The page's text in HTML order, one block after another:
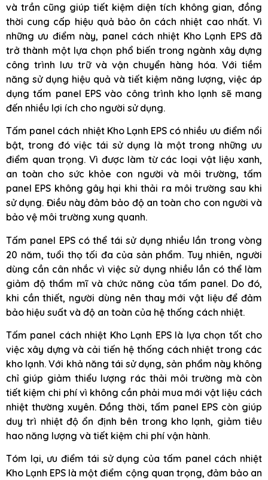
và trần cũng giúp tiết kiệm diện tích không gian, đồng
thời cung cấp hiệu quả bảo ôn cách nhiệt cao nhất. Vì
những ưu điểm này, panel cách nhiệt Kho Lạnh EPS đã
trở thành một lựa chọn phổ biến trong ngành xây dựng
công trình lưu trữ và vận chuyển hàng hóa. Với tiềm
năng sử dụng hiệu quả và tiết kiệm năng lượng, việc áp
dụng tấm panel EPS vào công trình kho lạnh sẽ mang
đến nhiều lợi ích cho người sử dụng.
Tấm panel cách nhiệt Kho Lạnh EPS có nhiều ưu điểm nổi
bật, trong đó việc tái sử dụng là một trong những ưu
điểm quan trọng. Vì được làm từ các loại vật liệu xanh,
an toàn cho sức khỏe con người và môi trường, tấm
panel EPS không gây hại khi thải ra môi trường sau khi
sử dụng. Điều này đảm bảo độ an toàn cho con người và
bảo vệ môi trường xung quanh.
Tấm panel EPS có thể tái sử dụng nhiều lần trong vòng
20 năm, tuổi thọ tối đa của sản phẩm. Tuy nhiên, người
dùng cần cân nhắc vì việc sử dụng nhiều lần có thể làm
giảm độ thẩm mĩ và chức năng của tấm panel. Do đó,
khi cần thiết, người dùng nên thay mới vật liệu để đảm
bảo hiệu suất và độ an toàn của hệ thống cách nhiệt.
Tấm panel cách nhiệt Kho Lạnh EPS là lựa chọn tốt cho
việc xây dựng và cải tiến hệ thống cách nhiệt trong các
kho lạnh. Với khả năng tái sử dụng, sản phẩm này không
chỉ giúp giảm thiểu lượng rác thải môi trường mà còn
tiết kiệm chi phí vì không cần phải mua mới vật liệu cách
nhiệt thường xuyên. Đồng thời, tấm panel EPS còn giúp
duy trì nhiệt độ ổn định bên trong kho lạnh, giảm tiêu
hao năng lượng và tiết kiệm chi phí vận hành.
Tóm lại, ưu điểm tái sử dụng của tấm panel cách nhiệt
Kho Lạnh EPS là một điểm cộng quan trọng, đảm bảo an